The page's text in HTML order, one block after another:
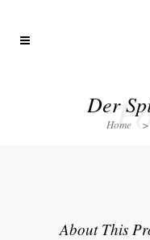
Der
Home >
About This